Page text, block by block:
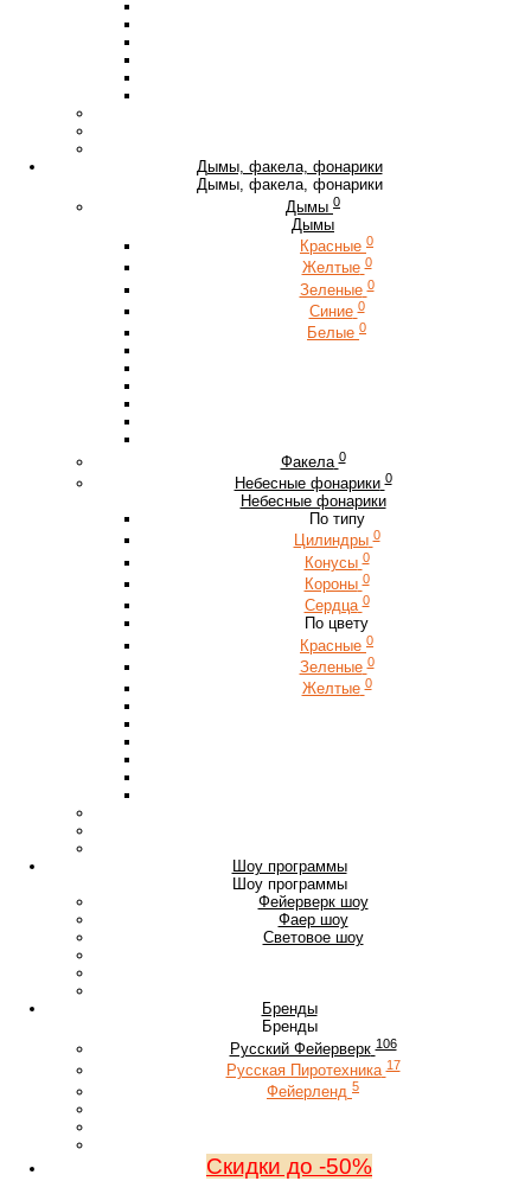
Дымы, факела, фонарики
Дымы, факела, фонарики
Дымы 0
Дымы
Красные 0
Желтые 0
Зеленые 0
Синие 0
Белые 0
Факела 0
Небесные фонарики 0
Небесные фонарики
По типу
Цилиндры 0
Конусы 0
Короны 0
Сердца 0
По цвету
Красные 0
Зеленые 0
Желтые 0
Шоу программы
Шоу программы
Фейерверк шоу
Фаер шоу
Световое шоу
Бренды
Бренды
Русский Фейерверк 106
Русская Пиротехника 17
Фейерленд 5
Скидки до -50%